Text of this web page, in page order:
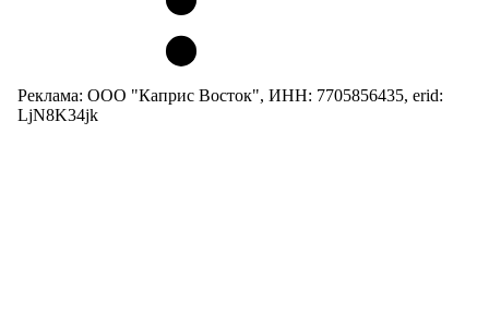
Реклама: ООО "Каприс Восток", ИНН: 7705856435, erid:
LjN8K34jk